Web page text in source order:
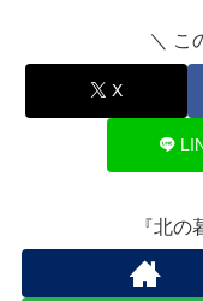
＼ こ
X
『北